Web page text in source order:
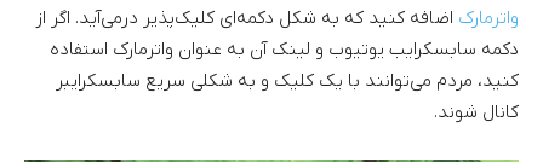
واترمارک اضافه کنید که به شکل دکمه‌ای کلیک‌پذیر درمی‌آید. اگر از
دکمه سابسکرایب یوتیوب و لینک آن به عنوان واترمارک استفاده
کنید، مردم می‌توانند با یک کلیک و به شکلی سریع سابسکرایبر
کانال شوند.